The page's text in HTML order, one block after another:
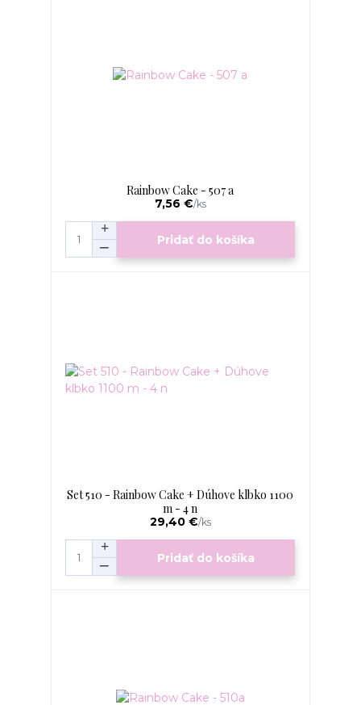
Rainbow Cake - 507 a
7,56 €/ks
Pridať do košíka
Set 510 - Rainbow Cake + Dúhove klbko 1100
m - 4 n
29,40 €/ks
Pridať do košíka